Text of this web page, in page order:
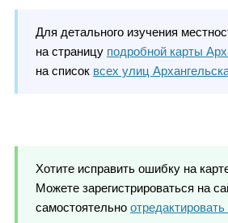
Для детального изучения
на страницу подробной карты
на список всех улиц
Хотите исправить ошибку на
Можете зарегистрироваться на
самостоятельно отредактировать